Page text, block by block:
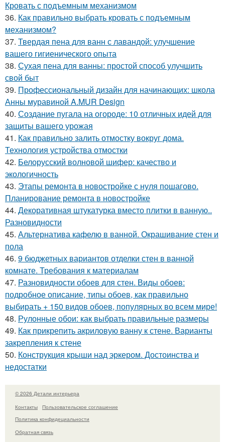
Кровать с подъемным механизмом
36. Как правильно выбрать кровать с подъемным
механизмом?
37. Твердая пена для ванн с лавандой: улучшение
вашего гигиенического опыта
38. Сухая пена для ванны: простой способ улучшить
свой быт
39. Профессиональный дизайн для начинающих: школа
Анны муравиной A.MUR Design
40. Создание пугала на огороде: 10 отличных идей для
защиты вашего урожая
41. Как правильно залить отмостку вокруг дома.
Технология устройства отмостки
42. Белорусский волновой шифер: качество и
экологичность
43. Этапы ремонта в новостройке с нуля пошагово.
Планирование ремонта в новостройке
44. Декоративная штукатурка вместо плитки в ванную..
Разновидности
45. Альтернатива кафелю в ванной. Окрашивание стен и
пола
46. 9 бюджетных вариантов отделки стен в ванной
комнате. Требования к материалам
47. Разновидности обоев для стен. Виды обоев:
подробное описание, типы обоев, как правильно
выбирать + 150 видов обоев, популярных во всем мире!
48. Рулонные обои: как выбрать правильные размеры
49. Как прикрепить акриловую ванну к стене. Варианты
закрепления к стене
50. Конструкция крыши над эркером. Достоинства и
недостатки
© 2026 Детали интерьера
Контакты
Пользовательское соглашение
Политика конфидециальности
Обратная связь